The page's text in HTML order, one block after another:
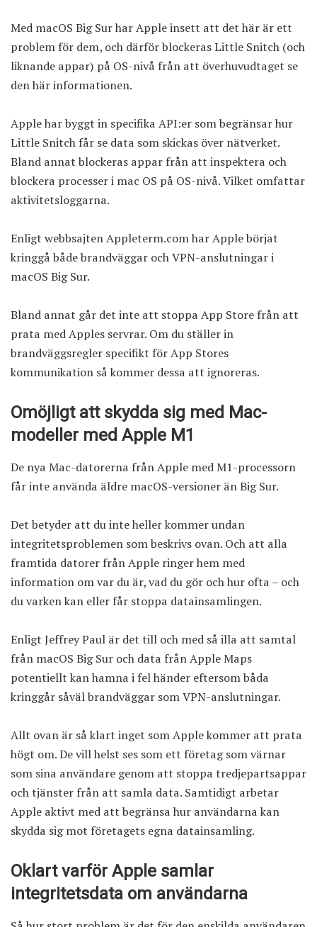
Med macOS Big Sur har Apple insett att det här är ett
problem för dem, och därför blockeras Little Snitch (och
liknande appar) på OS-nivå från att överhuvudtaget se
den här informationen.
Apple har byggt in specifika API:er som begränsar hur
Little Snitch får se data som skickas över nätverket.
Bland annat blockeras appar från att inspektera och
blockera processer i mac OS på OS-nivå. Vilket omfattar
aktivitetsloggarna.
Enligt webbsajten Appleterm.comhar Apple börjat
kringgå både brandväggar och VPN-anslutningar i
macOS Big Sur.
Bland annat går det inte att stoppa App Store från att
prata med Apples servrar. Om du ställer in
brandväggsregler specifikt för App Stores
kommunikation så kommer dessa att ignoreras.
Omöjligt att skydda sig med Mac-
modeller med Apple M1
De nya Mac-datorerna från Apple med M1-processorn
får inte använda äldre macOS-versioner än Big Sur.
Det betyder att du inte heller kommer undan
integritetsproblemen som beskrivs ovan. Och att alla
framtida datorer från Apple ringer hem med
information om var du är, vad du gör och hur ofta – och
du varken kan eller får stoppa datainsamlingen.
Enligt Jeffrey Paul är det till och med så illa att samtal
från macOS Big Sur och data från Apple Maps
potentiellt kan hamna i fel händer eftersom båda
kringgår såväl brandväggar som VPN-anslutningar.
Allt ovan är så klart inget som Apple kommer att prata
högt om. De vill helst ses som ett företag som värnar
som sina användare genom att stoppa tredjepartsappar
och tjänster från att samla data. Samtidigt arbetar
Apple aktivt med att begränsa hur användarna kan
skydda sig mot företagets egna datainsamling.
Oklart varför Apple samlar
integritetsdata om användarna